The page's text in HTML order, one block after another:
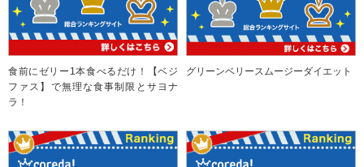
食前にゼリー1本食べるだけ！【ベジ
ファス】で無理な食事制限とサヨナ
ラ！
グリーンベリースムージーダイエット